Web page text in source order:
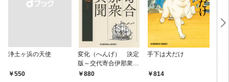
浄土ヶ浜の天使
￥550
変化（へんげ） 決定
版～交代寄合伊那衆異
聞（1）～
880
手下は犬だけ
814